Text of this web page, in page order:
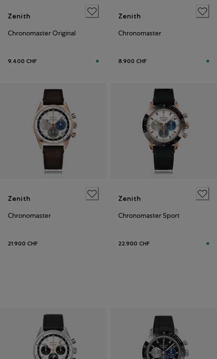
Zenith
Chronomaster Original
9.400 CHF
Zenith
Chronomaster
8.900 CHF
Zenith
Chronomaster
21.900 CHF
Zenith
Chronomaster Sport
22.900 CHF